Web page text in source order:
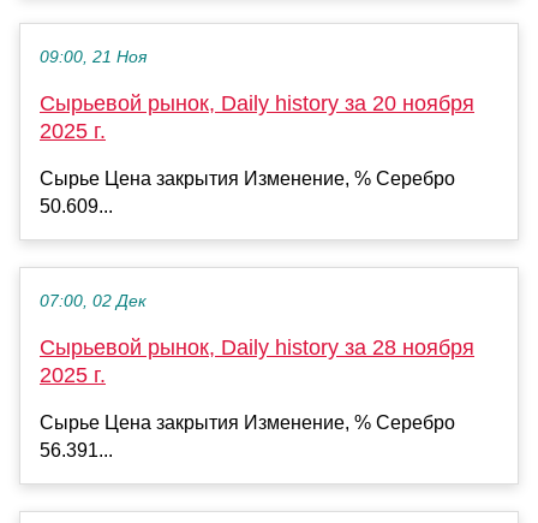
09:00, 21 Ноя
Сырьевой рынок, Daily history за 20 ноября
2025 г.
Сырье Цена закрытия Изменение, % Серебро
50.609...
07:00, 02 Дек
Сырьевой рынок, Daily history за 28 ноября
2025 г.
Сырье Цена закрытия Изменение, % Серебро
56.391...